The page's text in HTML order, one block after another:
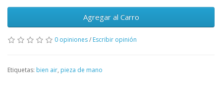
Agregar al Carro
0 opiniones/ Escribir opinión
Etiquetas: bien air, pieza de mano